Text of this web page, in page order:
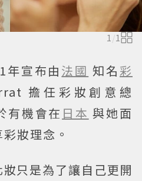
1 /1
年宣布由 法國 知名 彩
擔任彩妝創意總
有機會在 日本 與她面
妝理念。
只是為了讓自己更開